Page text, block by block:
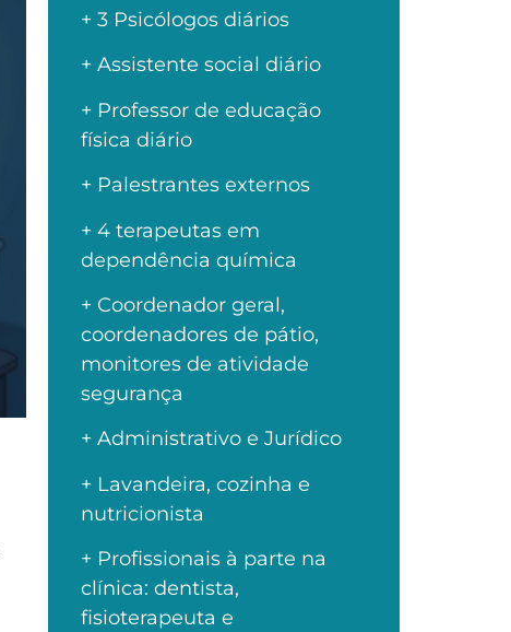
+ 3 Psicólogos diários
+ Assistente social diário
+ Professor de educação
física diário
+ Palestrantes externos
+ 4 terapeutas em
dependência química
+ Coordenador geral,
coordenadores de pátio,
monitores de atividade
segurança
+ Administrativo e Jurídico
+ Lavandeira, cozinha e
nutricionista
+ Profissionais à parte na
clínica: dentista,
fisioterapeuta e